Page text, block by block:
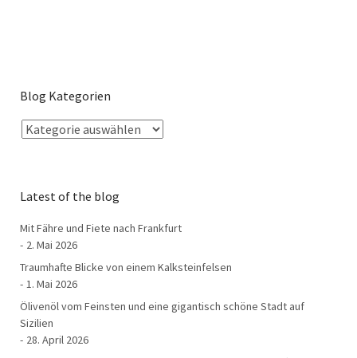
Blog Kategorien
Latest of the blog
Mit Fähre und Fiete nach Frankfurt
2. Mai 2026
Traumhafte Blicke von einem Kalksteinfelsen
1. Mai 2026
Ölivenöl vom Feinsten und eine gigantisch schöne Stadt auf
Sizilien
28. April 2026